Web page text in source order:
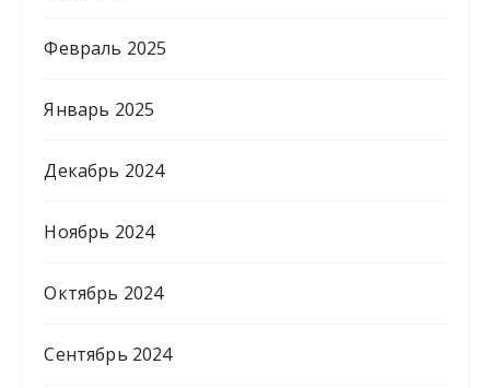
Февраль 2025
Январь 2025
Декабрь 2024
Ноябрь 2024
Октябрь 2024
Сентябрь 2024